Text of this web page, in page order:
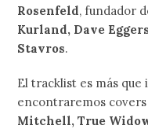
Rosenfeld, fundador
Kurland, Dave
Stavros.
El tracklist es más
encontraremos covers
Mitchell, True